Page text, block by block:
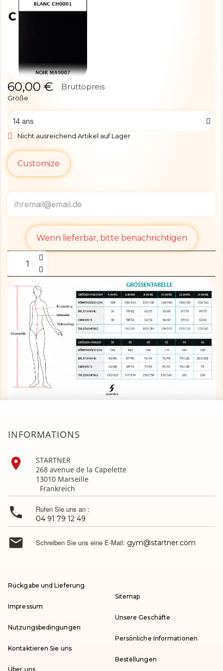
60,00 € Bruttopreis
Größe
Nicht ausreichend Artikel auf Lager
Customize
Wenn lieferbar, bitte benachrichtigen
INFORMATIONS

STARTNER
268 avenue de la Capelette
13010 Marseille
Frankreich
 Rufen Sie uns an :
04 91 79 12 49
 Schreiben Sie uns eine E-Mail: gym@startner.com
Rückgabe und Lieferung
Impressum
Nutzungsbedingungen
Kontaktieren Sie uns
Über uns
Sitemap
Unsere Geschäfte
Persönliche Informationen
Bestellungen